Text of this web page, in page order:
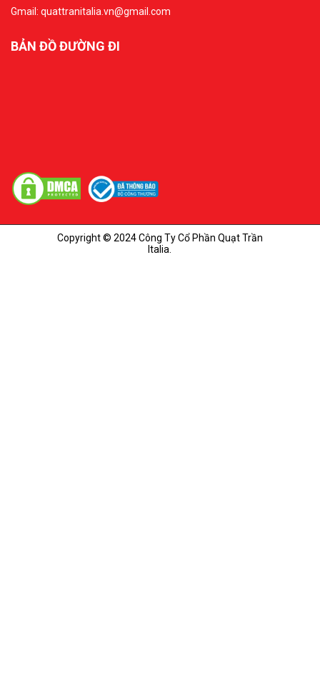
Gmail: quattranitalia.vn@gmail.com
BẢN ĐỒ ĐƯỜNG ĐI
Copyright © 2024 Công Ty Cổ Phần Quạt Trần
Italia.